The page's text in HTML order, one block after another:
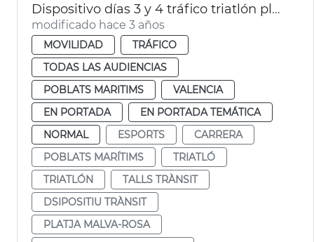
Dispositivo días 3 y 4 tráfico triatlón playa Malva-rosa
modificado hace 3 años
MOVILIDAD
TRÁFICO
TODAS LAS AUDIENCIAS
POBLATS MARITIMS
VALENCIA
EN PORTADA
EN PORTADA TEMÁTICA
NORMAL
ESPORTS
CARRERA
POBLATS MARÍTIMS
TRIATLÓ
TRIATLÓN
TALLS TRÀNSIT
DSIPOSITIU TRÀNSIT
PLATJA MALVA-ROSA